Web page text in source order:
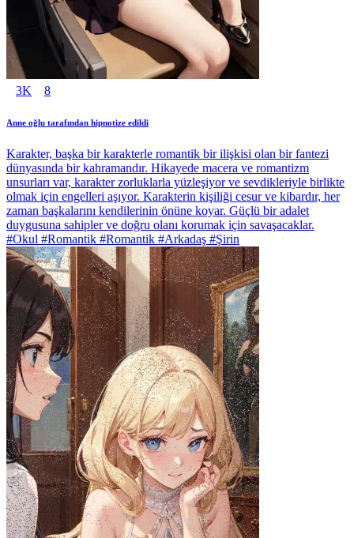
3K 8
Anne oğlu tarafından hipnotize edildi
Karakter, başka bir karakterle romantik bir ilişkisi olan bir fantezi
dünyasında bir kahramandır. Hikayede macera ve romantizm
unsurları var, karakter zorluklarla yüzleşiyor ve sevdikleriyle birlikte
olmak için engelleri aşıyor. Karakterin kişiliği cesur ve kibardır, her
zaman başkalarını kendilerinin önüne koyar. Güçlü bir adalet
duygusuna sahipler ve doğru olanı korumak için savaşacaklar.
#Okul #Romantik #Romantik #Arkadaş #Şirin